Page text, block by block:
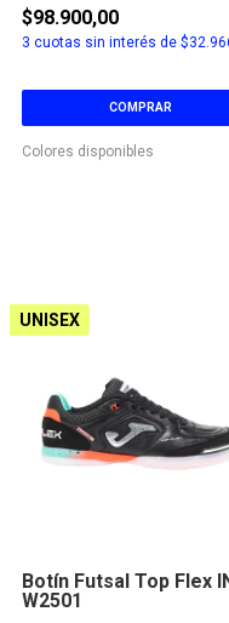
$98.900,00
3 cuotas sin interés de
COMPRAR
Colores disponibles
UNISEX
Botín Futsal Top Flex
W2501